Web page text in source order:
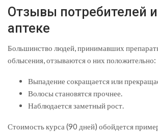
Отзывы потребителей
аптеке
Большинство людей, принимавших
облысения, отзываются о них положительно:
Выпадение сокращается или
Волосы становятся прочнее.
Наблюдается заметный рост.
Стоимость курса (90 дней) обойдется